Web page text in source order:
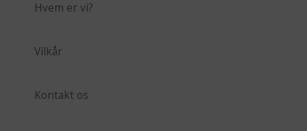
Hvem er vi?
Vilkår
Kontakt os